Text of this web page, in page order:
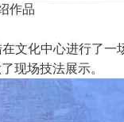
作品
文化中心进行了
现场技法展示。